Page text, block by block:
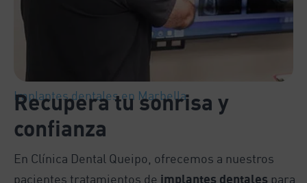
Implantes dentales en Marbella
Recupera tu sonrisa y
confianza
En Clínica Dental Queipo, ofrecemos a nuestros
pacientes tratamientos de implantes dentales para